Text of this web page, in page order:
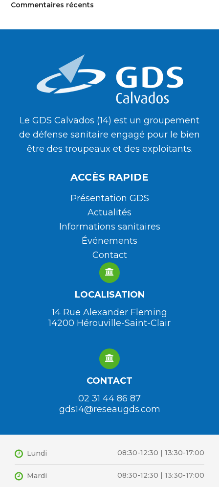
Commentaires récents
Le GDS Calvados (14) est un groupement
de défense sanitaire engagé pour le bien
être des troupeaux et des exploitants.
ACCÈS RAPIDE
Présentation GDS
Actualités
Informations sanitaires
Événements
Contact
LOCALISATION
14 Rue Alexander Fleming
14200 Hérouville-Saint-Clair
CONTACT
02 31 44 86 87
gds14@reseaugds.com
Lundi 08:30-12:30 | 13:30-17:00
Mardi 08:30-12:30 | 13:30-17:00